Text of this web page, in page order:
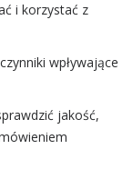
i korzystać z
wpływające
jakość,